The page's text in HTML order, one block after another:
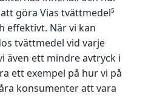
göra Vias tvättmedel⁵
effektivt. När vi kan
tvättmedel vid varje
även ett mindre avtryck i
ett exempel på hur vi på
konsumenter att vara